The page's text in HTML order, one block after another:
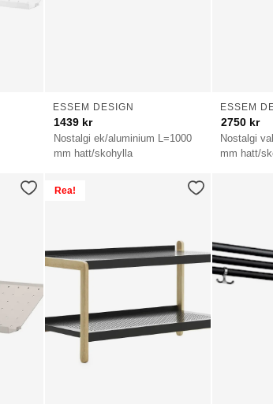
Nostalgi ek/aluminium L=1000
mm hatt/skohylla
ESSEM DESIGN
1439 kr
Nostalgi
mm hatt/
ESSEM
2750 kr
Rea!